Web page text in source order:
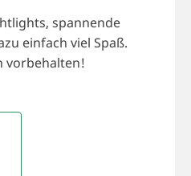
spannende
einfach viel Spaß.
vorbehalten!